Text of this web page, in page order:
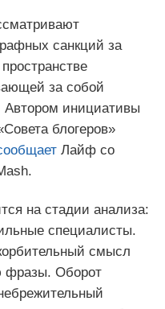
санкций за
за собой
Автором инициативы
блогеров»
Лайф со
на стадии анализа:
специалисты.
смысл
фразы. Оборот